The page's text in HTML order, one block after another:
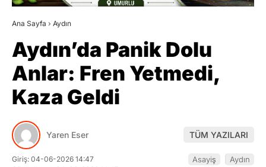
Ana Sayfa › Aydın
Aydın’da Panik Dolu
Anlar: Fren Yetmedi,
Kaza Geldi
Yaren Eser TÜM YAZILARI
Giriş: 04-06-2026 14:47
Asayiş Aydın